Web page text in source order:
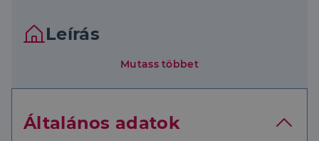
Leírás
Mutass többet
Általános adatok